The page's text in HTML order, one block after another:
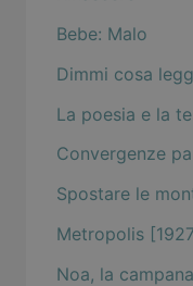
Bebe: Malo
Dimmi cosa
La poesia e la
Convergenze
Spostare le
Metropolis
Noa, la